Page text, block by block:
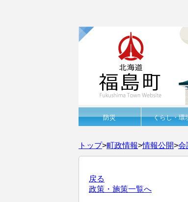
防災 くらし・環
トップ>町政情報>情報公開>会
戻る
政策・施策一覧へ